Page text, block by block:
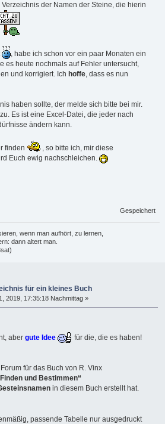
der Namen der Steine, die hierin
, habe ich schon vor ein paar Monaten ein
es heute nochmals auf Fehler untersucht,
und korrigiert. Ich hoffe, dass es nun
haben sollte, der melde sich bitte bei mir.
Es ist eine Excel-Datei, die jeder nach
ändern kann.
finden
, so bitte ich, mir diese
Euch ewig nachschleichen.
Gespeichert
wenn man aufhört, zu lernen,
dann altert man.
für ein kleines Buch
2019, 17:35:18 Nachmittag »
aber gute Idee für die, die es haben!
für das Buch von R. Vinx
und Bestimmen“
in diesem Buch erstellt hat.
passende Tabelle nur ausgedruckt